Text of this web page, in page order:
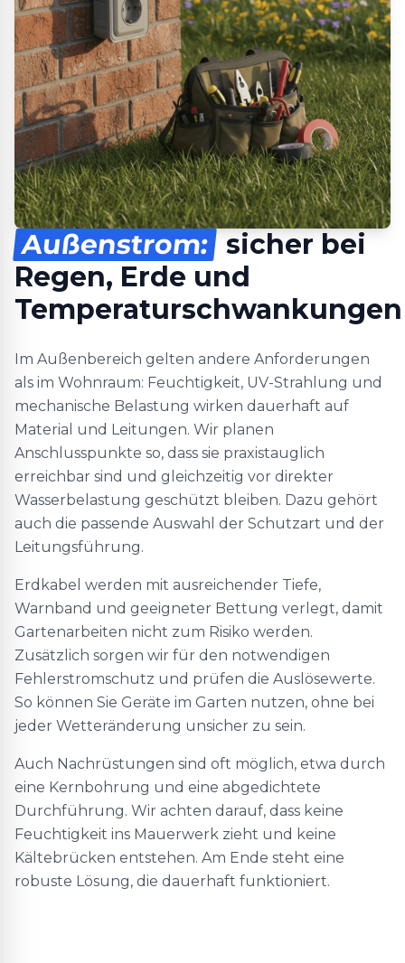
Außenstrom: sicher bei
Regen, Erde und
Temperaturschwankungen
Im Außenbereich gelten andere Anforderungen
als im Wohnraum: Feuchtigkeit, UV-Strahlung und
mechanische Belastung wirken dauerhaft auf
Material und Leitungen. Wir planen
Anschlusspunkte so, dass sie praxistauglich
erreichbar sind und gleichzeitig vor direkter
Wasserbelastung geschützt bleiben. Dazu gehört
auch die passende Auswahl der Schutzart und der
Leitungsführung.
Erdkabel werden mit ausreichender Tiefe,
Warnband und geeigneter Bettung verlegt, damit
Gartenarbeiten nicht zum Risiko werden.
Zusätzlich sorgen wir für den notwendigen
Fehlerstromschutz und prüfen die Auslösewerte.
So können Sie Geräte im Garten nutzen, ohne bei
jeder Wetteränderung unsicher zu sein.
Auch Nachrüstungen sind oft möglich, etwa durch
eine Kernbohrung und eine abgedichtete
Durchführung. Wir achten darauf, dass keine
Feuchtigkeit ins Mauerwerk zieht und keine
Kältebrücken entstehen. Am Ende steht eine
robuste Lösung, die dauerhaft funktioniert.